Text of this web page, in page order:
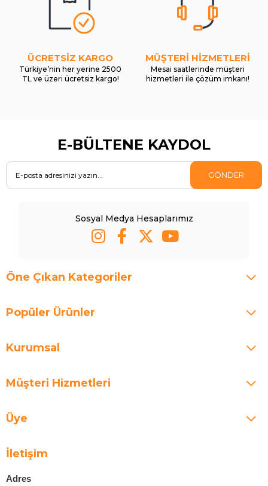
ÜCRETSİZ KARGO
Türkiye’nin her yerine 2500
TL ve üzeri ücretsiz kargo!
MÜŞTERİ HİZMETLERİ
Mesai saatlerinde müşteri
hizmetleri ile çözüm imkanı!
E-BÜLTENE KAYDOL
GÖNDER
Sosyal Medya Hesaplarımız
Öne Çıkan Kategoriler
Popüler Ürünler
Kurumsal
Müşteri Hizmetleri
Üye
İletişim
Adres